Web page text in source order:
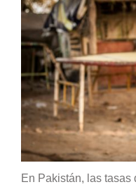
En Pakistán, las